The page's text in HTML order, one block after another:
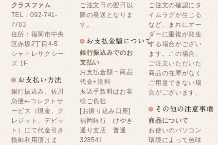
クラスファム
TEL：092-741-
7783
住所：福岡市中央
区赤坂2丁目4-5
シャトレサクシー
ズ 1F
銀行振込み、佐川
急便e-コレクトサ
ービス（現金、ク
レジット、デビッ
ト）にて代金引き
換御利用頂けま
ご注文日の翌日以
降の発送となりま
す。
銀行振込みでのお
支払い
お支払金額＝商品
代金+送料
振込手数料はお客
様ご負担
[お振り込み口座]
福岡銀行 けやき
通り支店 普通
328541
ご注文の確認にタ
イムラグが生じる
など、まれにオー
ダーに重複が発生
する場合がござい
ます。この場合、
ご注文いただいた
商品の在庫がなく
ご用意できない場
合がございます。
商品について
お使いのパソコン
環境によって色味